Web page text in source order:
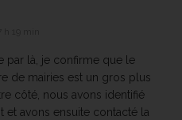
par là, je confirme que le
de mairies est un gros plus
côté, nous avons identifié
et avons ensuite contacté la